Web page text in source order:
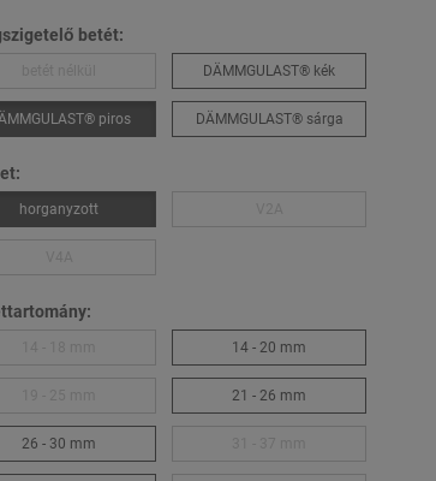
betét:
DÄMMGULAST® kék
piros DÄMMGULAST® sárga
horganyzott
14 - 20 mm
21 - 26 mm
26 - 30 mm